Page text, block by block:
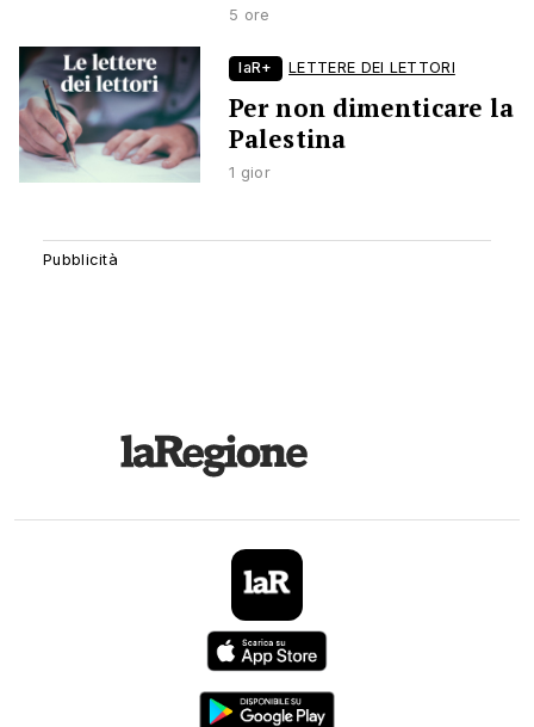
5 ore
laR+ LETTERE DEI LETTORI
Per non dimenticare la
Palestina
1 gior